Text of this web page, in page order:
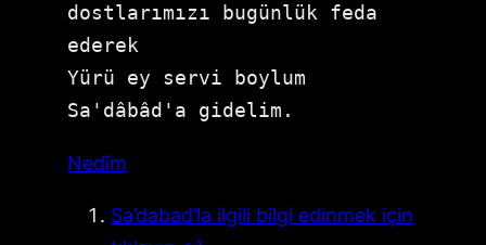
dostlarımızı bugünlük feda
ederek
Yürü ey servi boylum
Sa'dâbâd'a gidelim.
Nedîm
Sa’dabad’la ilgili bilgi edinmek için